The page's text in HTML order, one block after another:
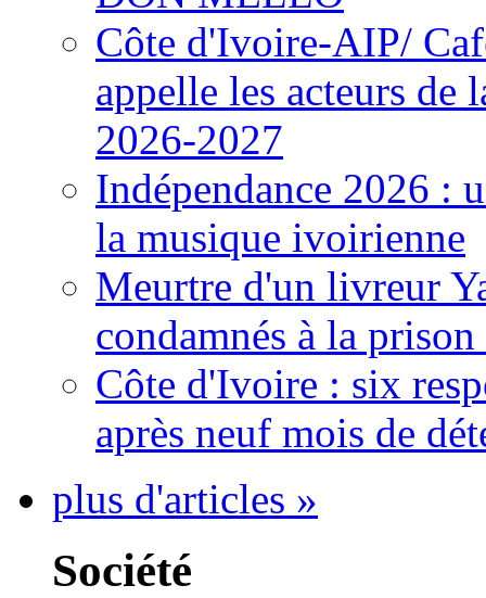
Côte d'Ivoire-AIP/
appelle les acteurs de
2026-2027
Indépendance 2026 :
la musique ivoirienne
Meurtre d'un livreur
condamnés à la
Côte d'Ivoire : six
après neuf mois de
plus d'articles »
Société